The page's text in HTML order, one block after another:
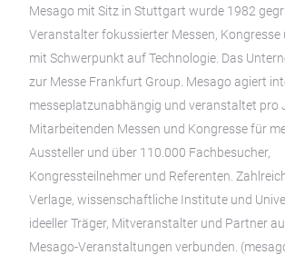
Mesago mit Sitz in Stuttgart wurde 1982
Veranstalter fokussierter Messen, Kongresse
mit Schwerpunkt auf Technologie. Das
zur Messe Frankfurt Group. Mesago agiert
messeplatzunabhängig und veranstaltet pro
Mitarbeitenden Messen und Kongresse für
Aussteller und über 110.000 Fachbesucher,
Kongressteilnehmer und Referenten.
Verlage, wissenschaftliche Institute und
ideeller Träger, Mitveranstalter und Partner
Mesago-Veranstaltungen verbunden.